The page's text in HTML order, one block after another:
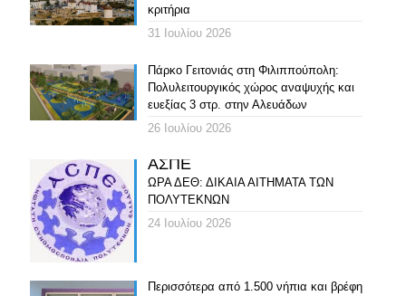
κριτήρια
31 Ιουλίου 2026
Πάρκο Γειτονιάς στη Φιλιππούπολη:
Πολυλειτουργικός χώρος αναψυχής και
ευεξίας 3 στρ. στην Αλευάδων
26 Ιουλίου 2026
ΑΣΠΕ
ΩΡΑ ΔΕΘ: ΔΙΚΑΙΑ ΑΙΤΗΜΑΤΑ ΤΩΝ
ΠΟΛΥΤΕΚΝΩΝ
24 Ιουλίου 2026
Περισσότερα από 1.500 νήπια και βρέφη